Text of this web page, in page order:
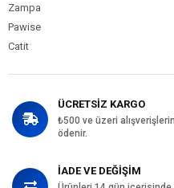
Zampa
Pawise
Catit
ÜCRETSİZ KARGO
₺500 ve üzeri
ödenir.
İADE VE DEĞİŞİM